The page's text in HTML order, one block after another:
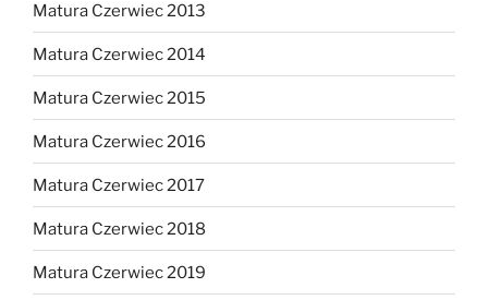
Matura Czerwiec 2013
Matura Czerwiec 2014
Matura Czerwiec 2015
Matura Czerwiec 2016
Matura Czerwiec 2017
Matura Czerwiec 2018
Matura Czerwiec 2019